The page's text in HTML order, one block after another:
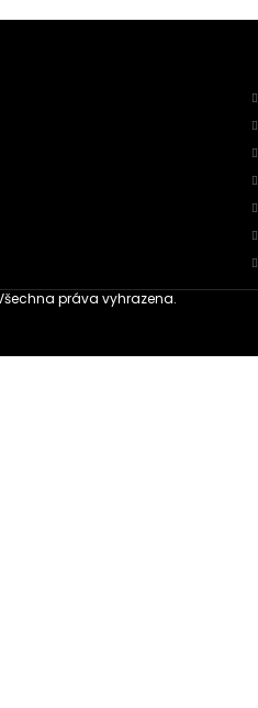
Všechna práva vyhrazena.